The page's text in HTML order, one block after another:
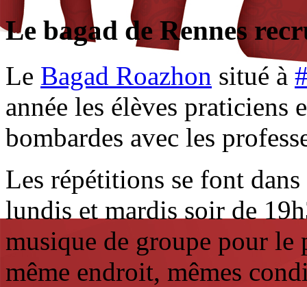
Le bagad de Rennes
Le Bagad Roazhon situé à
année les élèves praticiens
bombardes avec les
Les répétitions se font
lundis et mardis soir de
musique de groupe pour le
même endroit, mêmes